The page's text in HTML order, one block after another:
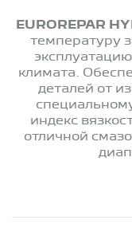
EUROREPAR
температуру
климата.
деталей от
индекс
отличной